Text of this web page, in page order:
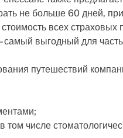
не больше 60 дней,
всех
самый выгодный для
путешествий
том числе